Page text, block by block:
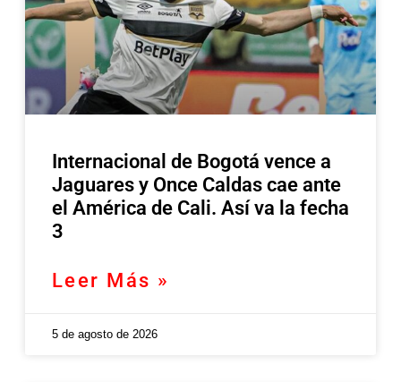
Internacional de Bogotá vence a
Jaguares y Once Caldas cae ante
el América de Cali. Así va la fecha
3
Leer Más »
5 de agosto de 2026